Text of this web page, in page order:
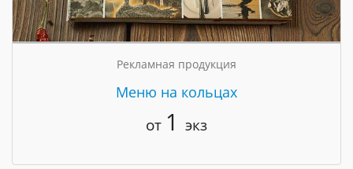
Рекламная продукция
Меню на кольцах
от 1 экз